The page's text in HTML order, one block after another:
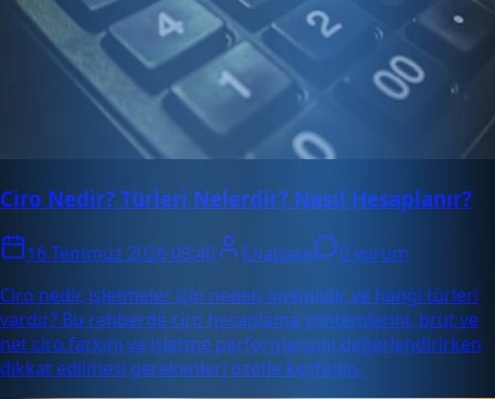
Ciro Nedir? Türleri Nelerdir? Nasıl Hesaplanır?
16 Temmuz 2026 09:40 Enabase
0 yorum
Ciro nedir, işletmeler için neden önemlidir ve hangi türleri
vardır? Bu rehberde ciro hesaplama yöntemlerini, brüt ve
net ciro farkını ve işletme performansını değerlendirirken
dikkat edilmesi gerekenleri özetle keşfedin.